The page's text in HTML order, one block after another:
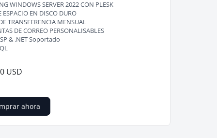
WINDOWS SERVER 2022 CON PLESK
ESPACIO EN DISCO DURO
TRANSFERENCIA MENSUAL
DE CORREO PERSONALISABLES
& .NET Soportado
USD
ahora